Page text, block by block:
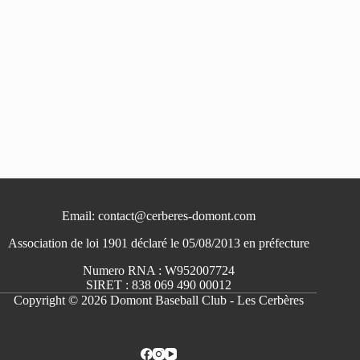
Email: contact@cerberes-domont.com
Association de loi 1901 déclaré le 05/08/2013 en préfecture
Numero RNA : W952007724
SIRET : 838 069 490 00012
Copyright © 2026 Domont Baseball Club - Les Cerbères